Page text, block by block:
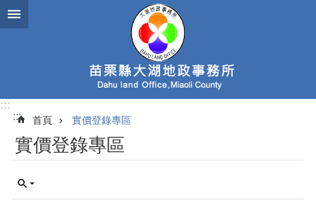
跳到主要內容區塊
:::
:::
首頁 實價登錄專區
實價登錄專區